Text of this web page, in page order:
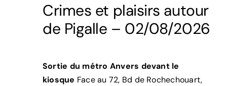
Crimes et plaisirs autour
de Pigalle – 02/08/2026
Sortie du métro Anvers devant le
kiosque Face au 72, Bd de Rochechouart,